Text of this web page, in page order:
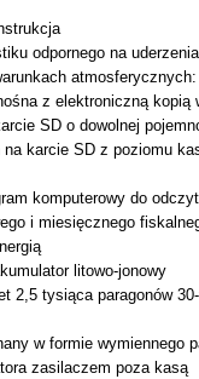
odpornego na uderzenia
z elektroniczną kopią
SD o dowolnej
karcie SD z poziomu
komputerowy do
i miesięcznego
litowo-jonowy
2,5 tysiąca paragonów
w formie wymiennego
zasilaczem poza kasą